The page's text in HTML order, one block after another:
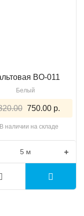
BO-011
Белый
750.00 р.
В наличии на складе
+